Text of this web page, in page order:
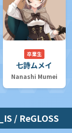
卒業生
七詩ムメイ
Nanashi Mumei
/ ReGLOSS